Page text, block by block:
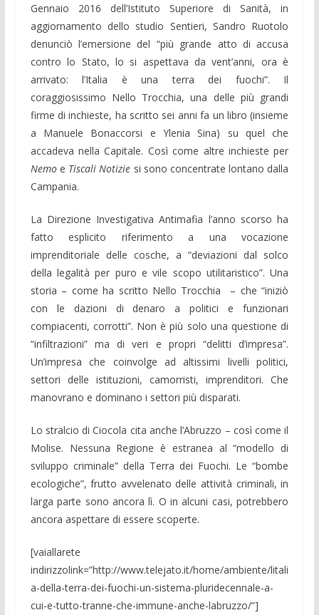
Gennaio 2016 dell’Istituto Superiore di Sanità, in
aggiornamento dello studio Sentieri, Sandro Ruotolo
denunciò l’emersione del “più grande atto di accusa
contro lo Stato, lo si aspettava da vent’anni, ora è
arrivato: l’Italia è una terra dei fuochi”. Il
coraggiosissimo Nello Trocchia, una delle più grandi
firme di inchieste, ha scritto sei anni fa un libro (insieme
a Manuele Bonaccorsi e Ylenia Sina) su quel che
accadeva nella Capitale. Così come altre inchieste per
Nemoe Tiscali Notizie si sono concentrate lontano dalla
Campania.
La Direzione Investigativa Antimafia l’anno scorso ha
fatto esplicito riferimento a una vocazione
imprenditoriale delle cosche, a “deviazioni dal solco
della legalità per puro e vile scopo utilitaristico”. Una
storia – come ha scritto Nello Trocchia – che “iniziò
con le dazioni di denaro a politici e funzionari
compiacenti, corrotti”. Non è più solo una questione di
“infiltrazioni” ma di veri e propri “delitti d’impresa”.
Un’impresa che coinvolge ad altissimi livelli politici,
settori delle istituzioni, camorristi, imprenditori. Che
manovrano e dominano i settori più disparati.
Lo stralcio di Ciocola cita anche l’Abruzzo – così come il
Molise. Nessuna Regione è estranea al “modello di
sviluppo criminale” della Terra dei Fuochi. Le “bombe
ecologiche”, frutto avvelenato delle attività criminali, in
larga parte sono ancora lì. O in alcuni casi, potrebbero
ancora aspettare di essere scoperte.
[vaiallarete
indirizzolink=”http://www.telejato.it/home/ambiente/litali
a-della-terra-dei-fuochi-un-sistema-pluridecennale-a-
cui-e-tutto-tranne-che-immune-anche-labruzzo/”]